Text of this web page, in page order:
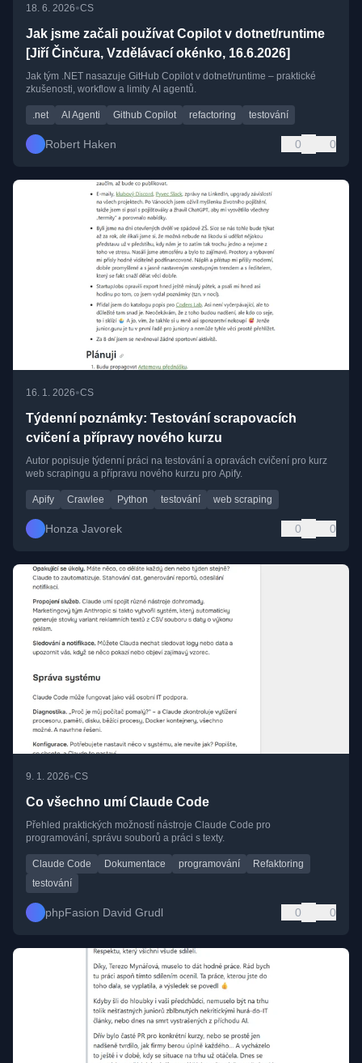
18. 6. 2026•CS
Jak jsme začali používat Copilot v dotnet/runtime
[Jiří Činčura, Vzdělávací okénko, 16.6.2026]
Jak tým .NET nasazuje GitHub Copilot v dotnet/runtime – praktické
zkušenosti, workflow a limity AI agentů.
.net AI Agenti Github Copilot refactoring testování
Robert Haken 0 0
16. 1. 2026•CS
Týdenní poznámky: Testování scrapovacích
cvičení a přípravy nového kurzu
Autor popisuje týdenní práci na testování a opravách cvičení pro kurz
web scrapingu a přípravu nového kurzu pro Apify.
Apify Crawlee Python testování web scraping
Honza Javorek 0 0
9. 1. 2026•CS
Co všechno umí Claude Code
Přehled praktických možností nástroje Claude Code pro
programování, správu souborů a práci s texty.
Claude Code Dokumentace programování
Refaktoring
testování
phpFasion David Grudl 0 0